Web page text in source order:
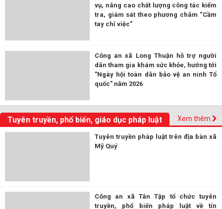
vụ, nâng cao chất lượng công tác kiểm
tra, giám sát theo phương châm “Cầm
tay chỉ việc”
Công an xã Long Thuận hỗ trợ người
dân tham gia khám sức khỏe, hướng tới
"Ngày hội toàn dân bảo vệ an ninh Tổ
quốc" năm 2026
Tuyên truyền, phổ biến, giáo dục pháp luật Xem thêm
Tuyên truyền pháp luật trên địa bàn xã
Mỹ Quý
Công an xã Tân Tập tổ chức tuyên
truyền, phổ biến pháp luật về tín